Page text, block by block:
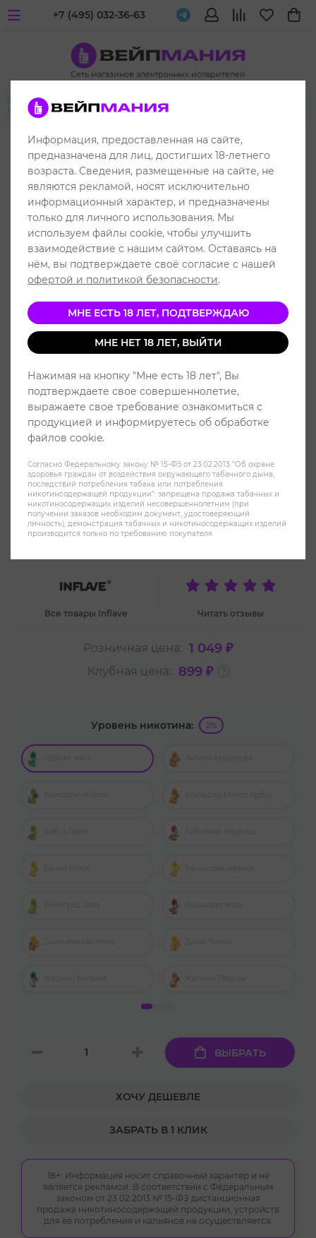
Сеть магазинов электронных испарителей
+7 (495) 032-36-63
Главная
Жидкости для вейпа и электронных испарителей
INFLAVE
INFLAVE Bubble Salt
Жидкость INFLAVE Bubble Salt 2%
30 ml - Чёрная мята
Все товары Inflave Читать отзывы
Розничная цена: 1 049 ₽
Клубная цена: 899 ₽
Уровень никотина: 2%
ВЫБРАТЬ
ХОЧУ ДЕШЕВЛЕ
ЗАБРАТЬ В 1 КЛИК
18+. Информация носит справочный характер и не
является рекламой. В соответствии с Федеральным
законом от 23.02.2013 № 15-ФЗ дистанционная
продажа никотиносодержащей продукции, устройств
для её потребления и кальянов не осуществляется.
Информация, предоставленная на сайте,
предназначена для лиц, достигших 18-летнего
возраста. Сведения, размещенные на сайте, не
являются рекламой, носят исключительно
информационный характер, и предназначены
только для личного использования. Мы
используем файлы cookie, чтобы улучшить
взаимодействие с нашим сайтом. Оставаясь на
нём, вы подтверждаете своё согласие с нашей
офертой и политикой безопасности.
МНЕ ЕСТЬ 18 ЛЕТ, ПОДТВЕРЖДАЮ
МНЕ НЕТ 18 ЛЕТ, ВЫЙТИ
Нажимая на кнопку "Мне есть 18 лет", Вы
подтверждаете свое совершеннолетие,
выражаете свое требование ознакомиться с
продукцией и информируетесь об обработке
файлов cookie.
Согласно Федеральному закону № 15-ФЗ от 23.02.2013 "Об охране
здоровья граждан от воздействия окружающего табачного дыма,
последствий потребления табака или потребления
никотинсодержащей продукции": запрещена продажа табачных и
никотиносодержащих изделий несовершеннолетним (при
получении заказов необходим документ, удостоверяющий
личность); демонстрация табачных и никотиносодержащих изделий
производится только по требованию покупателя.